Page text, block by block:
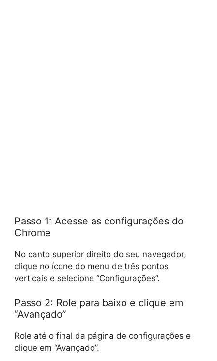
Passo 1: Acesse as configurações do
Chrome
No canto superior direito do seu navegador,
clique no ícone do menu de três pontos
verticais e selecione “Configurações”.
Passo 2: Role para baixo e clique em
“Avançado”
Role até o final da página de configurações e
clique em “Avançado”.